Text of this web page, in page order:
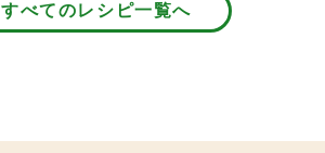
すべてのレシピ一覧へ